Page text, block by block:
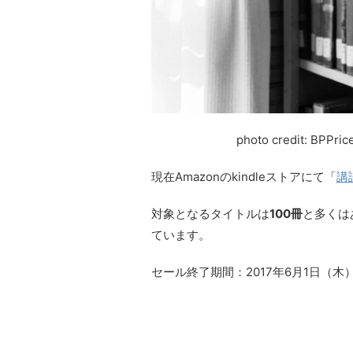
photo credit:
現在Amazonのkindleストアにて「講
対象となるタイトルは100冊と多く
ています。
セール終了期間：2017年6月1日（木